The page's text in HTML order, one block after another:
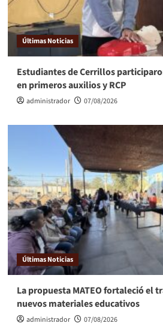
Últimas Noticias
Estudiantes de Cerrillos
en primeros auxilios y RCP
administrador 07/08/2026
Últimas Noticias
La propuesta MATEO fortaleció el
nuevos materiales educativos
administrador 07/08/2026